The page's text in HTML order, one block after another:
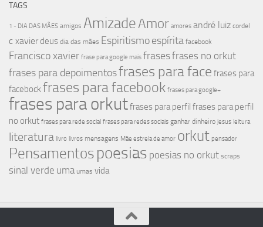
TAGS
1 - DIA DAS MÃES amigos AmizadeAmor amores andré luiz cordel
c xavier deus dia das mães Espiritismoespírita facebook
Francisco xavier frase para google mais frasesfrases no orkut
frases para depoimentosfrases para face frases para
facebockfrases para facebook frases para google+
frases para orkutfrases para perfil frases para perfil
no orkut frases para rede social frases para redes sociais ganhar dinheiro jesus leitura
literatura livro livros mensagens Mãe estrela de amor orkut pensador
Pensamentospoesias poesias no orkut scraps
sinal verde uma umas vida